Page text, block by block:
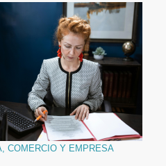
COMERCIO Y EMPRESA